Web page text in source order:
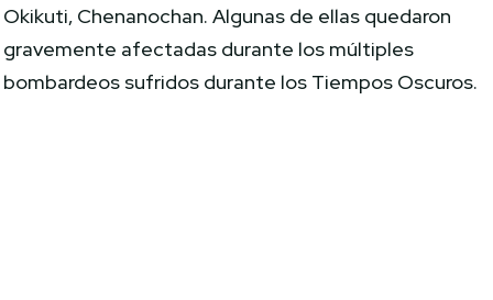
Okikuti, Chenanochan. Algunas de ellas quedaron
gravemente afectadas durante los múltiples
bombardeos sufridos durante los Tiempos Oscuros.